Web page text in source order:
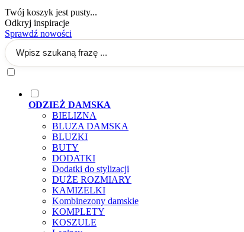
Twój koszyk jest pusty...
Odkryj inspiracje
Sprawdź nowości
ODZIEŻ DAMSKA
BIELIZNA
BLUZA DAMSKA
BLUZKI
BUTY
DODATKI
Dodatki do stylizacji
DUŻE ROZMIARY
KAMIZELKI
Kombinezony damskie
KOMPLETY
KOSZULE